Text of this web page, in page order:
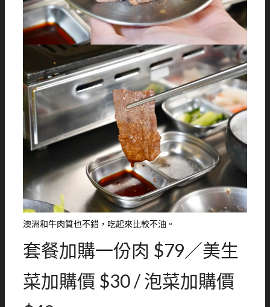
澳洲和牛肉質也不錯，吃起來比較不油。
套餐加購一份肉 $79／美生
菜加購價 $30 / 泡菜加購價